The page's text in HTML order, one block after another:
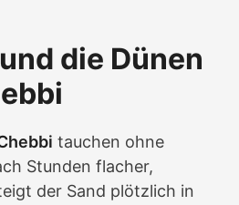
und die Dünen
tauchen ohne
Stunden flacher,
der Sand plötzlich in